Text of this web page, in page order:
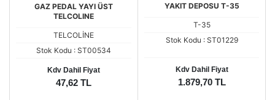
GAZ PEDAL YAYI ÜST
TELCOLINE
TELCOLİNE
Stok Kodu : ST00534
Kdv Dahil Fiyat
47,62 TL
YAKIT DEPOSU T-35
T-35
Stok Kodu : ST01229
Kdv Dahil Fiyat
1.879,70 TL